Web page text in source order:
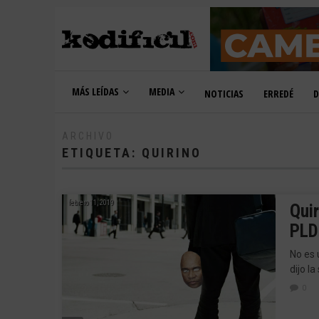
MÁS LEÍDAS MEDIA NOTICIAS ERREDÉ
ETIQUETA: QUIRINO
febrero 11, 2019
No es
dijo la